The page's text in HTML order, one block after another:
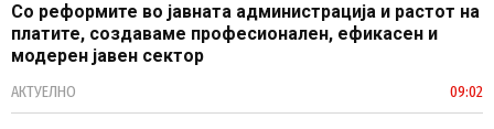
Со реформите во јавната администрација и растот на
платите, создаваме професионален, ефикасен и
модерен јавен сектор
АКТУЕЛНО 09:02